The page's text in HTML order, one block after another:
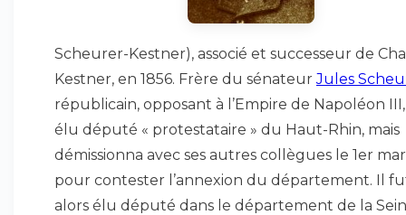
Scheurer-Kestner), associé et successeur de
Kestner, en 1856. Frère du sénateurJules
républicain, opposant à l’Empire de Napoléon
élu député « protestataire » du Haut-Rhin, mais
démissionna avec ses autres collègues le 1er
pour contester l’annexion du département. Il
alors élu député dans le département de la